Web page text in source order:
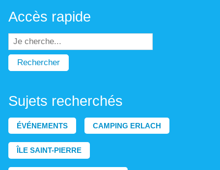
Accès rapide
Rechercher
Sujets recherchés
ÉVÉNEMENTS CAMPING ERLACH
ÎLE SAINT-PIERRE